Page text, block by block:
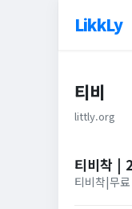
LikkLy
티비
littly.org
티비착 |
티비착|무